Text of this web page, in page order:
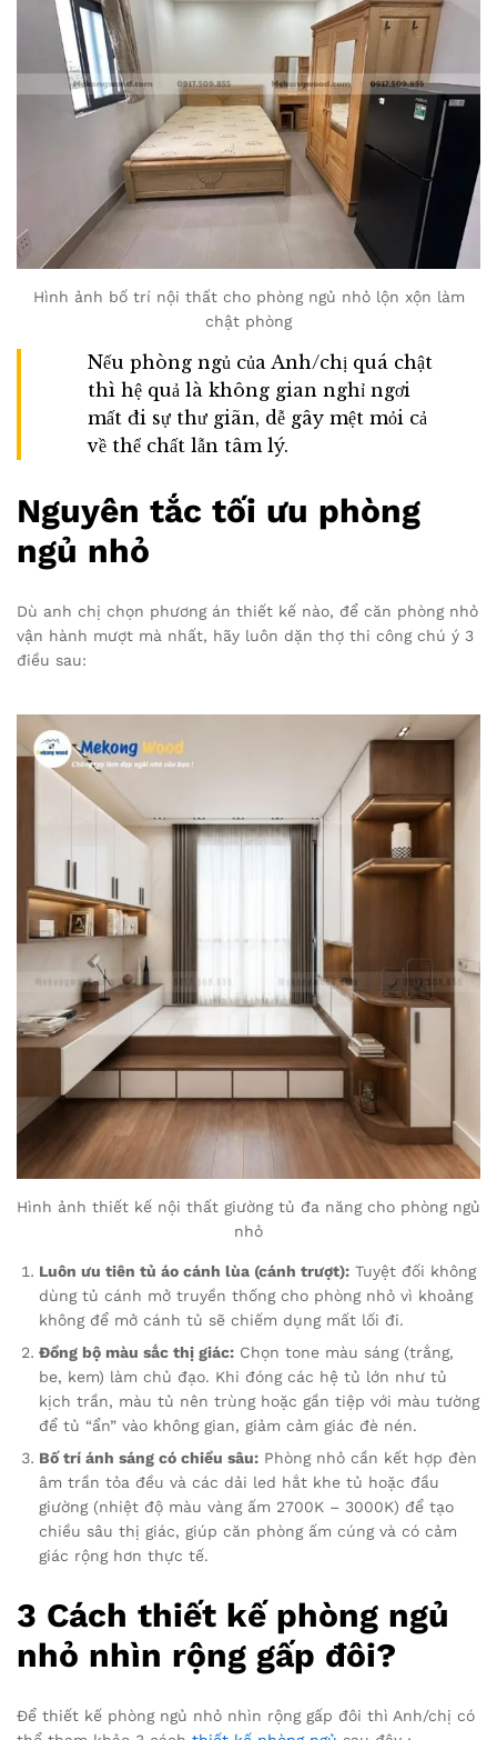
Hình ảnh bố trí nội thất cho phòng ngủ nhỏ lộn xộn làm
chật phòng
Nếu phòng ngủ của Anh/chị quá chật
thì hệ quả là không gian nghỉ ngơi
mất đi sự thư giãn, dễ gây mệt mỏi cả
về thể chất lẫn tâm lý.
Nguyên tắc tối ưu phòng
ngủ nhỏ
Dù anh chị chọn phương án thiết kế nào, để căn phòng nhỏ
vận hành mượt mà nhất, hãy luôn dặn thợ thi công chú ý 3
điều sau:
Hình ảnh thiết kế nội thất giường tủ đa năng cho phòng ngủ
nhỏ
Luôn ưu tiên tủ áo cánh lùa (cánh trượt): Tuyệt đối không
dùng tủ cánh mở truyền thống cho phòng nhỏ vì khoảng
không để mở cánh tủ sẽ chiếm dụng mất lối đi.
Đồng bộ màu sắc thị giác: Chọn tone màu sáng (trắng,
be, kem) làm chủ đạo. Khi đóng các hệ tủ lớn như tủ
kịch trần, màu tủ nên trùng hoặc gần tiệp với màu tường
để tủ “ẩn” vào không gian, giảm cảm giác đè nén.
Bố trí ánh sáng có chiều sâu: Phòng nhỏ cần kết hợp đèn
âm trần tỏa đều và các dải led hắt khe tủ hoặc đầu
giường (nhiệt độ màu vàng ấm 2700K – 3000K) để tạo
chiều sâu thị giác, giúp căn phòng ấm cúng và có cảm
giác rộng hơn thực tế.
3 Cách thiết kế phòng ngủ
nhỏ nhìn rộng gấp đôi?
Để thiết kế phòng ngủ nhỏ nhìn rộng gấp đôi thì Anh/chị có